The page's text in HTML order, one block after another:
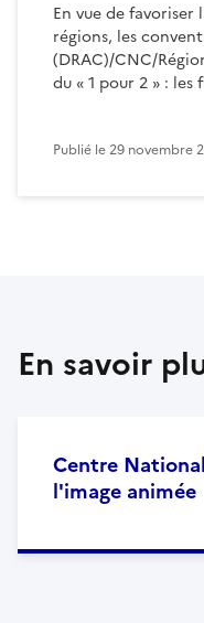
En vue de
régions, les
(DRAC)/CNC/
du « 1 pour 2 » : les
Publié le29 novembre
En savoir
Centre
l'image animée